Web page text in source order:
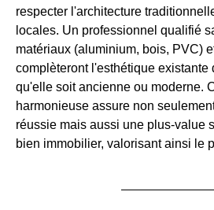
respecter l'architecture
locales. Un professionnel qualifié
matériaux (aluminium, bois, PVC)
complèteront l'esthétique existante
qu'elle soit ancienne ou moderne.
harmonieuse assure non
réussie mais aussi une plus-value
bien immobilier, valorisant ainsi le